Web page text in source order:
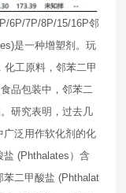
6P/7P/8P/15/16P邻
是一种增塑剂。玩
工原料，邻苯二甲
品包装中，邻苯二
研究表明，过去几
广泛用作软化剂的化
盐 (Phthalates）含
苯二甲酸盐 (Phthalat